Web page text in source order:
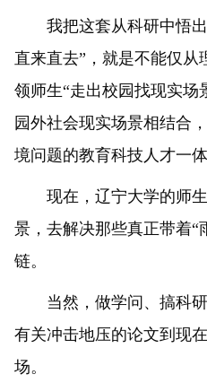
我把这套从科研中悟出
直来直去”，就是不能仅从
领师生“走出校园找现实场
园外社会现实场景相结合
境问题的教育科技人才一体
现在，辽宁大学的师生
景，去解决那些真正带着“
链。
当然，做学问、搞科研
有关冲击地压的论文到现
场。